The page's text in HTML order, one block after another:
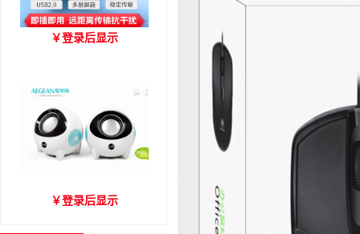
优越者Y-C416A 国标
￥登录后显示
爱琴海A2000音箱
￥登录后显示